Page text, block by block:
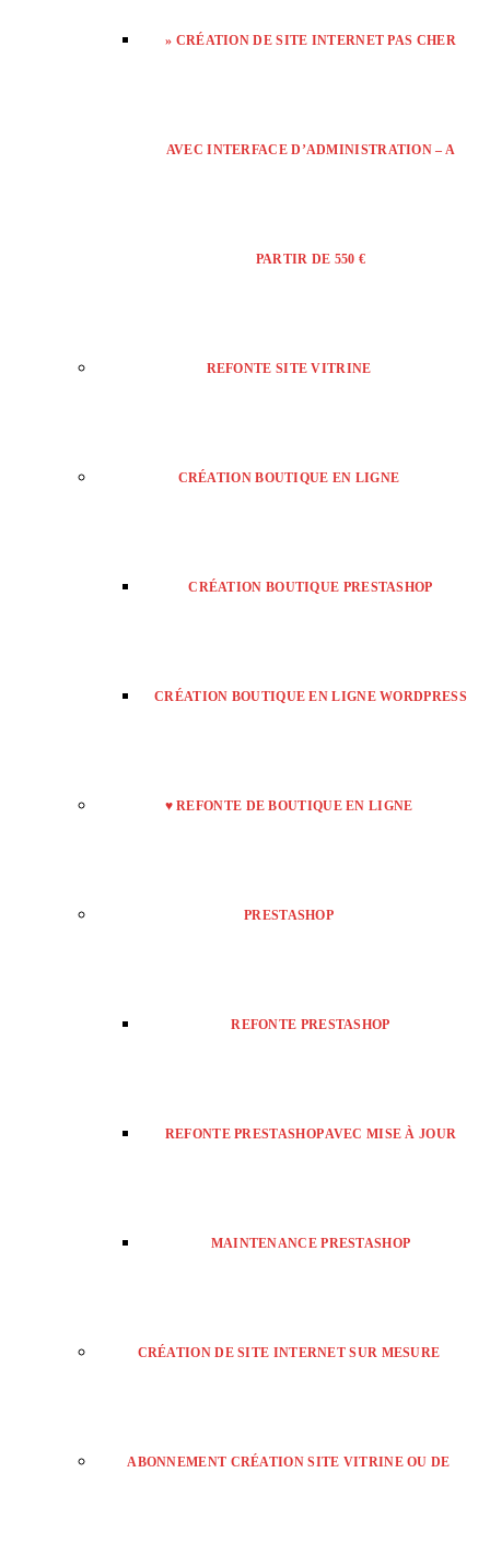
» CRÉATION DE SITE INTERNET PAS CHER
AVEC INTERFACE D’ADMINISTRATION – A
PARTIR DE 550 €
REFONTE SITE VITRINE
CRÉATION BOUTIQUE EN LIGNE
CRÉATION BOUTIQUE PRESTASHOP
CRÉATION BOUTIQUE EN LIGNE WORDPRESS
♥ REFONTE DE BOUTIQUE EN LIGNE
PRESTASHOP
REFONTE PRESTASHOP
REFONTE PRESTASHOP AVEC MISE À JOUR
MAINTENANCE PRESTASHOP
CRÉATION DE SITE INTERNET SUR MESURE
ABONNEMENT CRÉATION SITE VITRINE OU DE